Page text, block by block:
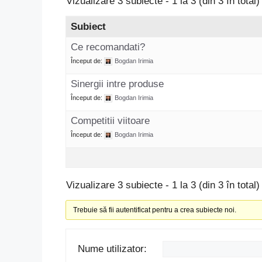
Subiect
Ce recomandati?
Început de: Bogdan Irimia
Sinergii intre produse
Început de: Bogdan Irimia
Competitii viitoare
Început de: Bogdan Irimia
Vizualizare 3 subiecte - 1 la 3 (din 3 în total)
Trebuie să fii autentificat pentru a crea subiecte noi.
Nume utilizator: